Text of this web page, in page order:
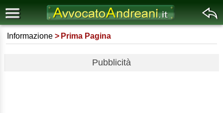
Informazione Prima Pagina
Pubblicità